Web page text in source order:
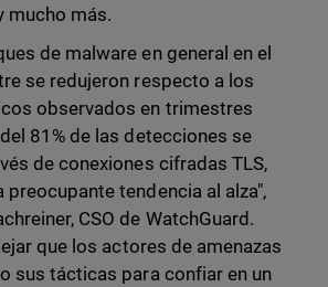
mucho más.
de malware en general en el
se redujeron respecto a los
observados en trimestres
81% de las detecciones se
de conexiones cifradas TLS,
preocupante tendencia al alza",
CSO de WatchGuard.
que los actores de amenazas
sus tácticas para confiar en un